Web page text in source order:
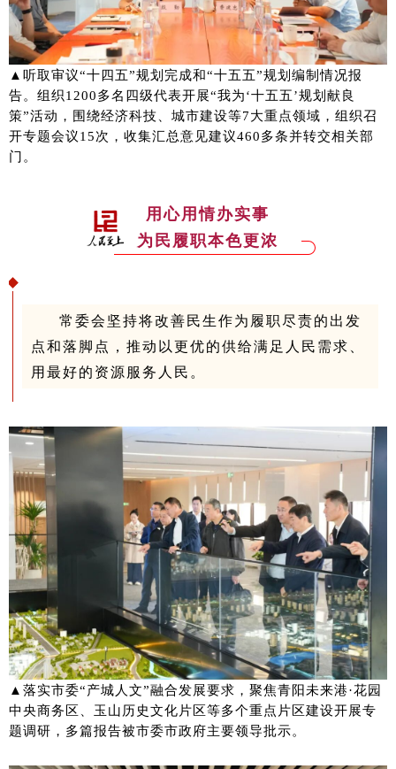
▲听取审议“十四五”规划完成和“十五五”规划编制情况报
告。组织1200多名四级代表开展“我为‘十五五’规划献良
策”活动，围绕经济科技、城市建设等7大重点领域，组织召
开专题会议15次，收集汇总意见建议460多条并转交相关部
门。
用心用情办实事
为民履职本色更浓
常委会坚持将改善民生作为履职尽责的出发
点和落脚点，推动以更优的供给满足人民需求、
用最好的资源服务人民。
▲落实市委“产城人文”融合发展要求，聚焦青阳未来港·花园
中央商务区、玉山历史文化片区等多个重点片区建设开展专
题调研，多篇报告被市委市政府主要领导批示。